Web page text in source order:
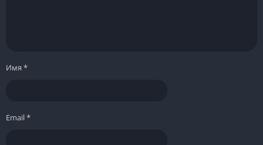
Имя *
Email*